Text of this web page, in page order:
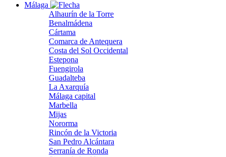
Málaga
Alhaurín de la Torre
Benalmádena
Cártama
Comarca de Antequera
Costa del Sol Occidental
Estepona
Fuengirola
Guadalteba
La Axarquía
Málaga capital
Marbella
Mijas
Nororma
Rincón de la Victoria
San Pedro Alcántara
Serranía de Ronda